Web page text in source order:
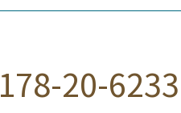
20-6233